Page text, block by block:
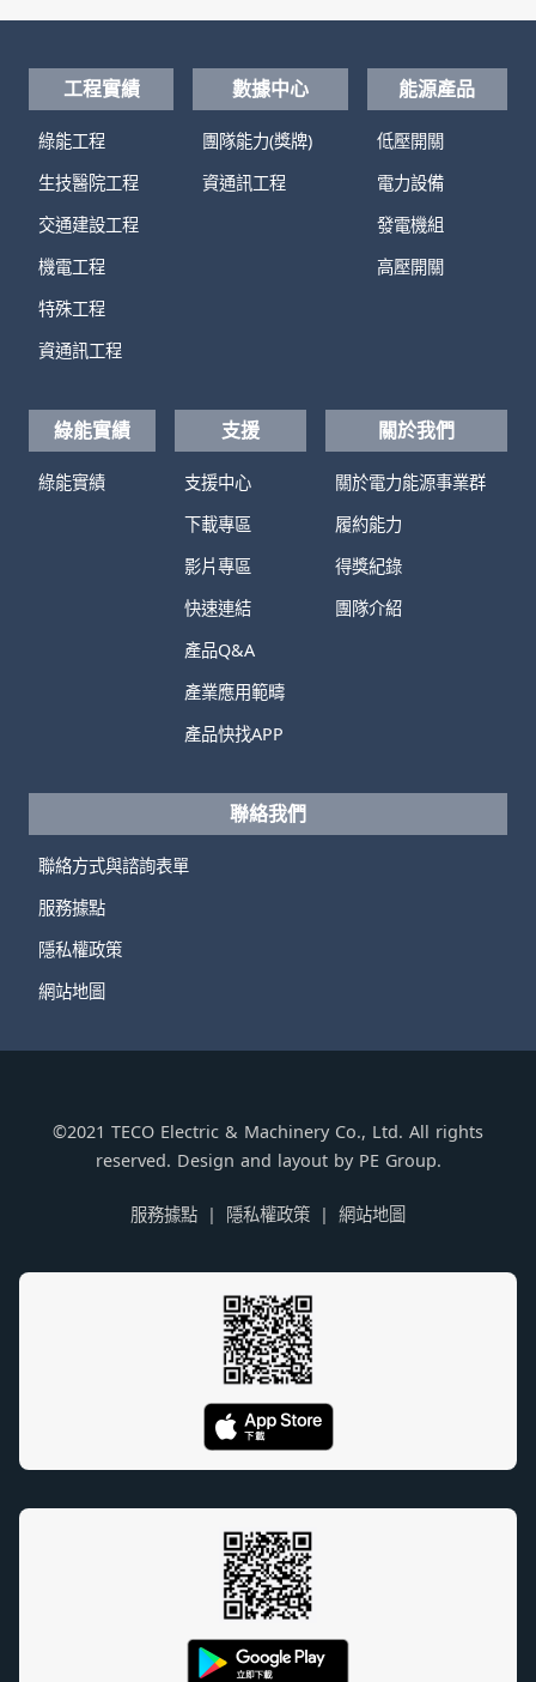
工程實績
綠能工程
生技醫院工程
交通建設工程
機電工程
特殊工程
資通訊工程
數據中心
團隊能力(獎牌)
資通訊工程
能源產品
低壓開關
電力設備
發電機組
高壓開關
綠能實績
綠能實績
支援
支援中心
下載專區
影片專區
快速連結
產品Q&A
產業應用範疇
產品快找APP
關於我們
關於電力能源事業群
履約能力
得獎紀錄
團隊介紹
聯絡我們
聯絡方式與諮詢表單
服務據點
隱私權政策
網站地圖
©2021 TECO Electric & Machinery Co., Ltd. All rights
reserved. Design and layout by PE Group.
服務據點 隱私權政策 網站地圖